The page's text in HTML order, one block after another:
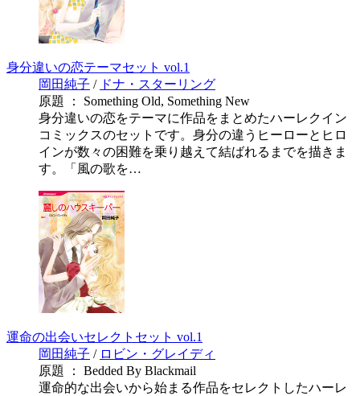
身分違いの恋テーマセット vol.1
岡田純子 / ドナ・スターリング
原題 ： Something Old, Something New
身分違いの恋をテーマに作品をまとめたハーレクイン
コミックスのセットです。身分の違うヒーローとヒロ
インが数々の困難を乗り越えて結ばれるまでを描きま
す。「風の歌を…
運命の出会いセレクトセット vol.1
岡田純子 / ロビン・グレイディ
原題 ： Bedded By Blackmail
運命的な出会いから始まる作品をセレクトしたハーレ